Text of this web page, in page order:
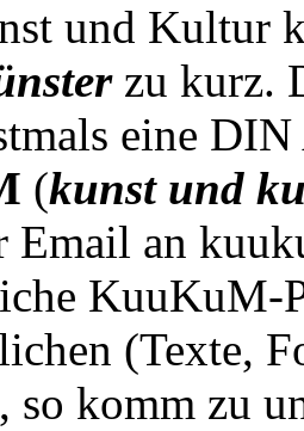
und Kultur
zu kurz.
eine
(kunst und
Email an
KuuKuM-
(Texte,
so komm zu